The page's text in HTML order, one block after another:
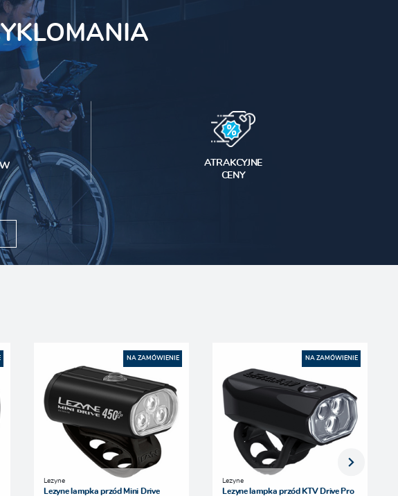
ATRAKCYJNE
CENY
NA ZAMÓWIENIE
Lezyne
Lezyne lampka przód Mini Drive
NA ZAMÓWIENIE
Lezyne
Lezyne lampka przód KTV Drive Pro